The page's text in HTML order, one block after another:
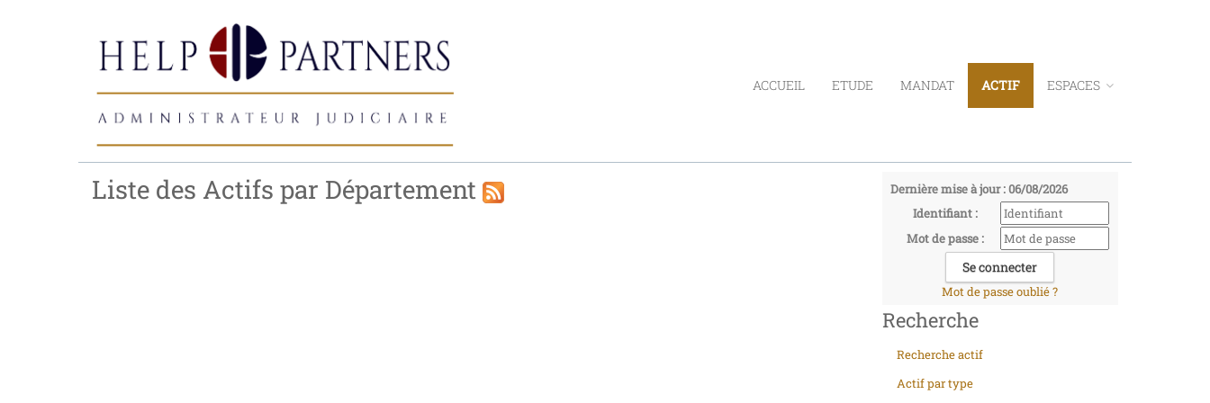
ACCUEIL ETUDE MANDAT ACTIF ESPACES
Dernière mise à jour : 06/08/2026
Identifiant :
Mot de passe :
Mot de passe oublié ?
Recherche
Recherche actif
Actif par type
Liste des Actifs par Département